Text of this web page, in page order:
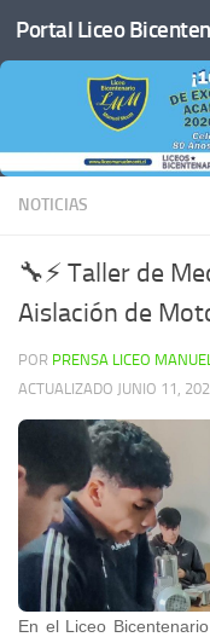
Saltar al contenido
NOTICIAS
🔧⚡ Taller de
Aislación de
POR PRENSA LICEO
ACTUALIZADO JUNIO 11,
En el Liceo